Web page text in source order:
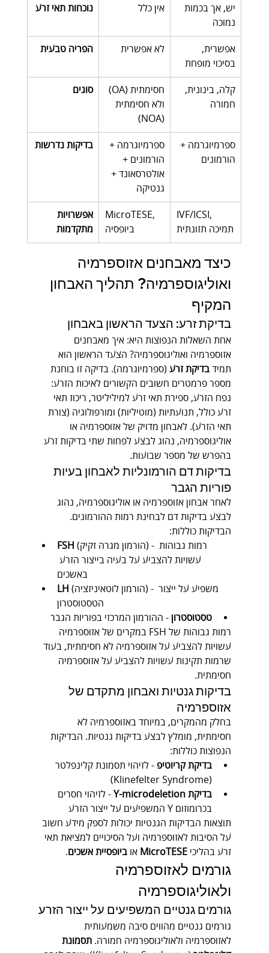
נוכחות תאי זרע אין כלל
יש, אך בכמות
נמוכה
הפריה טבעית לא אפשרית
אפשרית,
בסיכוי מופחת
סוגים
חסימתית (OA)
ולא חסימתית
(NOA)
קלה, בינונית,
חמורה
בדיקות נדרשות
ספרמיוגרמה +
הורמונים +
אולטרסאונד +
גנטיקה
ספרמיוגרמה +
הורמונים
אפשרויות
מתקדמות
MicroTESE,
ביופסיה
IVF/ICSI,
תמיכה תזונתית
כיצד מאבחנים אזוספרמיה
ואוליגוספרמיה? תהליך האבחון
המקיף
בדיקת זרע: הצעד הראשון באבחון
אחת השאלות הנפוצות היא: איך מאבחנים
אזוספרמיה ואוליגוספרמיה? הצעד הראשון הוא
תמיד בדיקת זרע (ספרמיוגרמה). בדיקה זו בוחנת
מספר פרמטרים חשובים הקשורים לאיכות הזרע:
נפח הזרע, ספירת תאי זרע למיליליטר, ריכוז תאי
זרע כולל, תנועתיות (מוטיליות) ומורפולוגיה (צורת
תאי הזרע). לאבחון מדויק של אזוספרמיה או
אוליגוספרמיה, נהוג לבצע לפחות שתי בדיקות זרע
בהפרש של מספר שבועות.
בדיקות דם הורמונליות לאבחון בעיות
פוריות הגבר
לאחר אבחון אזוספרמיה או אוליגוספרמיה, נהוג
לבצע בדיקות דם לבחינת רמות ההורמונים.
הבדיקות כוללות:
FSH (הורמון מגרה זקיק) - רמות גבוהות
עשויות להצביע על בעיה בייצור הזרע
באשכים
LH (הורמון לוטאיניזציה) - משפיע על ייצור
הטסטוסטרון
טסטוסטרון - ההורמון המרכזי בפוריות הגבר
רמות גבוהות של FSH במקרים של אזוספרמיה
עשויות להצביע על אזוספרמיה לא חסימתית, בעוד
שרמות תקינות עשויות להצביע על אזוספרמיה
חסימתית.
בדיקות גנטיות ואבחון מתקדם של
אזוספרמיה
בחלק מהמקרים, במיוחד באזוספרמיה לא
חסימתית, מומלץ לבצע בדיקות גנטיות. הבדיקות
הנפוצות כוללות:
בדיקת קריוטיפ - לזיהוי תסמונת קלינפלטר
(Klinefelter Syndrome)
בדיקת Y-microdeletion
- לזיהוי חסרים
בכרומוזום Y המשפיעים על ייצור הזרע
תוצאות הבדיקות הגנטיות יכולות לספק מידע חשוב
על הסיבות לאזוספרמיה ועל הסיכויים למציאת תאי
זרע בהליכי MicroTESE או ביופסיית אשכים.
גורמים לאזוספרמיה
ולאוליגוספרמיה
גורמים גנטיים המשפיעים על ייצור הזרע
גורמים גנטיים מהווים סיבה משמעותית
לאזוספרמיה ולאוליגוספרמיה חמורה. תסמונת